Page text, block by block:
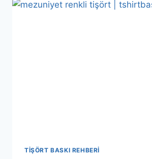
TIŞÖRT BASKI REHBERI